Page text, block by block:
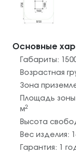
Основные
Габариты:
Возрастная
Зона
Площадь
м2
Высота
Вес изделия:
Гарантия:
1